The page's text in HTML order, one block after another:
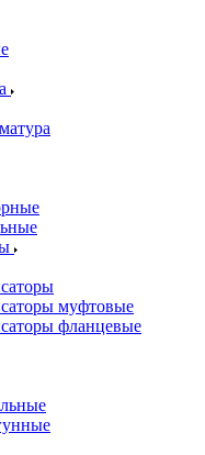
муфтовые
фланцевые